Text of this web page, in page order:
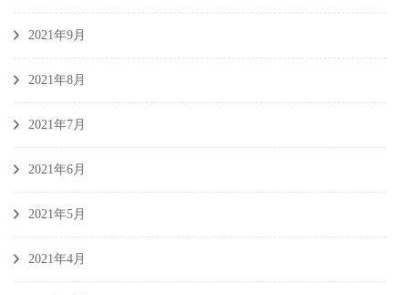
2021年9月
2021年8月
2021年7月
2021年6月
2021年5月
2021年4月